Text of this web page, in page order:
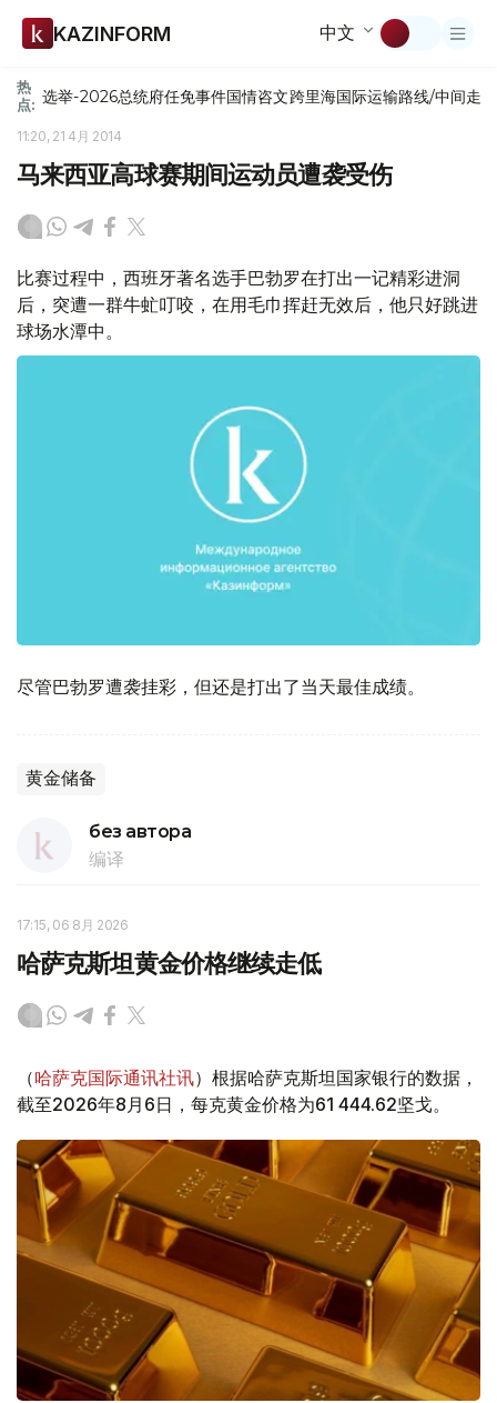
KAZINFORM 中文
热
点: 选举-2026总统府任免事件国情咨文跨里海国际运输路线/中间走廊
11:20, 21 4月 2014
马来西亚高球赛期间运动员遭袭受伤
比赛过程中，西班牙著名选手巴勃罗在打出一记精彩进洞
后，突遭一群牛虻叮咬，在用毛巾挥赶无效后，他只好跳进
球场水潭中。
尽管巴勃罗遭袭挂彩，但还是打出了当天最佳成绩。
黄金储备
без автора
编译
17:15, 06 8月 2026
哈萨克斯坦黄金价格继续走低
（哈萨克国际通讯社讯）根据哈萨克斯坦国家银行的数据，
截至2026年8月6日，每克黄金价格为61 444.62坚戈。